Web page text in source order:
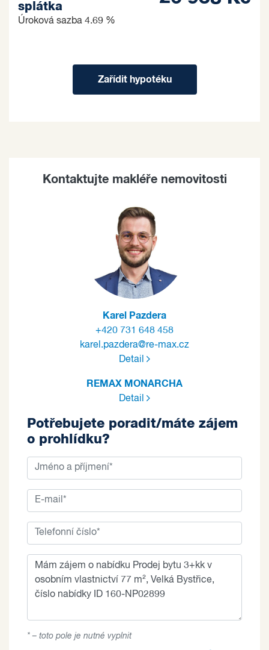
splátka
Úroková sazba 4.69 %
Zařídit hypotéku
Kontaktujte makléře nemovitosti
Karel Pazdera
+420 731 648 458
karel.pazdera@re-max.cz
Detail
REMAX MONARCHA
Detail
Potřebujete poradit/máte zájem
o prohlídku?
* – toto pole je nutné vyplnit